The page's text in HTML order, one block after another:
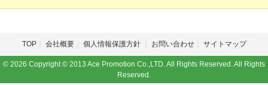
TOP 会社概要 個人情報保護方針 お問い合わせ サイトマップ
© 2026 Copyright © 2013 Ace Promotion Co.,LTD. All Rights Reserved. All Rights
Reserved.